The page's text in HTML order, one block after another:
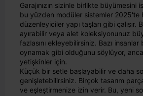
Garajınızın sizinle birlikte büyümesini
bu yüzden modüler sistemler 2025'te
düzenleyiciler yapı taşları gibi çalışır.
ayırabilir veya alet koleksiyonunuz
fazlasını ekleyebilirsiniz. Bazı
oynamak gibi olduğunu söylüyor,
yetişkinler için.
Küçük bir setle başlayabilir ve daha
genişletebilirsiniz. Birçok tasarım
ve eşleştirmenize izin verir. Bu, yeni